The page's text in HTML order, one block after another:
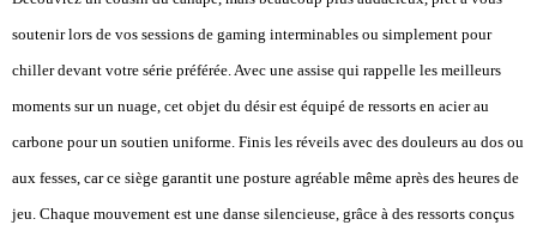
soutenir lors de vos sessions de gaming interminables ou simplement pour
chiller devant votre série préférée. Avec une assise qui rappelle les meilleurs
moments sur un nuage, cet objet du désir est équipé de ressorts en acier au
carbone pour un soutien uniforme. Finis les réveils avec des douleurs au dos ou
aux fesses, car ce siège garantit une posture agréable même après des heures de
jeu. Chaque mouvement est une danse silencieuse, grâce à des ressorts conçus